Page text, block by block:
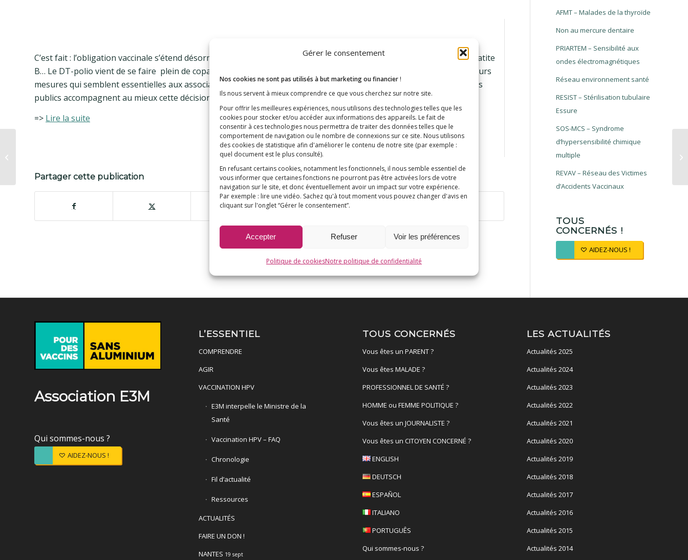
Gérer le consentement
Nos cookies ne sont pas utilisés à but marketing ou financier !
Ils nous servent à mieux comprendre ce que vous cherchez sur notre site.
Pour offrir les meilleures expériences, nous utilisons des technologies telles que les
cookies pour stocker et/ou accéder aux informations des appareils. Le fait de
consentir à ces technologies nous permettra de traiter des données telles que le
comportement de navigation ou le nombre de connexions sur ce site. Nous utilisons
des cookies de statistique afin d'améliorer le contenu de notre site (par exemple :
quel document est le plus consulté).
En refusant certains cookies, notamment les fonctionnels, il nous semble essentiel de
vous informer que certaines fonctions ne pourront pas être activées lors de votre
navigation sur le site, et donc éventuellement avoir un impact sur votre expérience.
Par exemple : lire une vidéo. Sachez qu'à tout moment vous pouvez changer d'avis en
cliquant sur l'onglet “Gérer le consentement”.
Accepter Refuser Voir les préférences
Politique de cookiesNotre politique de confidentialité
C’est fait : l’obligation vaccinale s’étend désormais à 11 pathologies contre 3 auparavant. Coqueluche, rougeole, hépatite
B… Le DT-polio vient de se faire plein de copains. Objectif : améliorer la couverture vaccinale. Pour y parvenir, plusieurs
mesures qui semblent essentielles aux associations, regroupées au sein de France Assos Santé, afin que les pouvoirs
publics accompagnent au mieux cette décision d’extension.
=> Lire la suite
Partager cette publication
AFMT – Malades de la thyroïde
Non au mercure dentaire
PRIARTEM – Sensibilité aux
ondes électromagnétiques
Réseau environnement santé
RESIST – Stérilisation tubulaire
Essure
SOS-MCS – Syndrome
d’hypersensibilité chimique
multiple
REVAV – Réseau des Victimes
d’Accidents Vaccinaux
TOUS
CONCERNÉS !
AIDEZ-NOUS !
Association E3M
Qui sommes-nous ?
AIDEZ-NOUS !
L’ESSENTIEL
COMPRENDRE
AGIR
VACCINATION HPV
E3M interpelle le Ministre de la
Santé
Vaccination HPV – FAQ
Chronologie
Fil d’actualité
Ressources
ACTUALITÉS
FAIRE UN DON !
NANTES 19 sept
TOUS CONCERNÉS
Vous êtes un PARENT ?
Vous êtes MALADE ?
PROFESSIONNEL DE SANTÉ ?
HOMME ou FEMME POLITIQUE ?
Vous êtes un JOURNALISTE ?
Vous êtes un CITOYEN CONCERNÉ ?
ENGLISH
DEUTSCH
ESPAÑOL
ITALIANO
PORTUGUÊS
Qui sommes-nous ?
LES ACTUALITÉS
Actualités 2025
Actualités 2024
Actualités 2023
Actualités 2022
Actualités 2021
Actualités 2020
Actualités 2019
Actualités 2018
Actualités 2017
Actualités 2016
Actualités 2015
Actualités 2014